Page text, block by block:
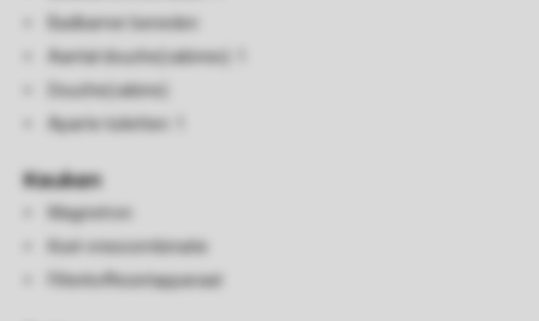
Badkamer beneden
Aantal douche(cabines): 1
Douche(cabine)
Aparte toiletten: 1
Keuken
Magnetron
Koel-vriescombinatie
Filterkoffiezetapparaat